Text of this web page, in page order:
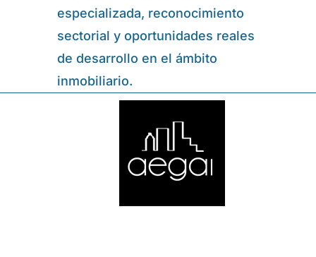
especializada, reconocimiento
sectorial y oportunidades reales
de desarrollo en el ámbito
inmobiliario.